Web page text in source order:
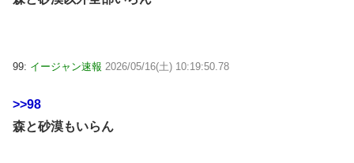
99: イージャン速報 2026/05/16(土) 10:19:50.78
>>98
森と砂漠もいらん